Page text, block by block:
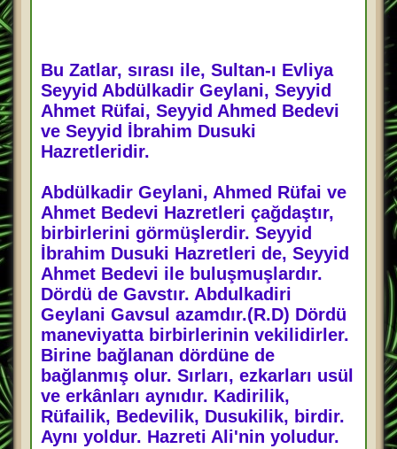
Bu Zatlar, sırası ile, Sultan-ı Evliya
Seyyid Abdülkadir Geylani, Seyyid
Ahmet Rüfai, Seyyid Ahmed Bedevi
ve Seyyid İbrahim Dusuki
Hazretleridir.
Abdülkadir Geylani, Ahmed Rüfai ve
Ahmet Bedevi Hazretleri çağdaştır,
birbirlerini görmüşlerdir. Seyyid
İbrahim Dusuki Hazretleri de, Seyyid
Ahmet Bedevi ile buluşmuşlardır.
Dördü de Gavstır. Abdulkadiri
Geylani Gavsul azamdır.(R.D) Dördü
maneviyatta birbirlerinin vekilidirler.
Birine bağlanan dördüne de
bağlanmış olur. Sırları, ezkarları usül
ve erkânları aynıdır. Kadirilik,
Rüfailik, Bedevilik, Dusukilik, birdir.
Aynı yoldur. Hazreti Ali'nin yoludur.